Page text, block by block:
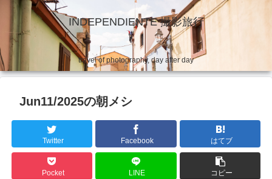
INDEPENDIENTE 撮影旅行
travel of photography, day after day
Jun11/2025の朝メシ
Twitter Facebook はてブ
Pocket LINE コピー